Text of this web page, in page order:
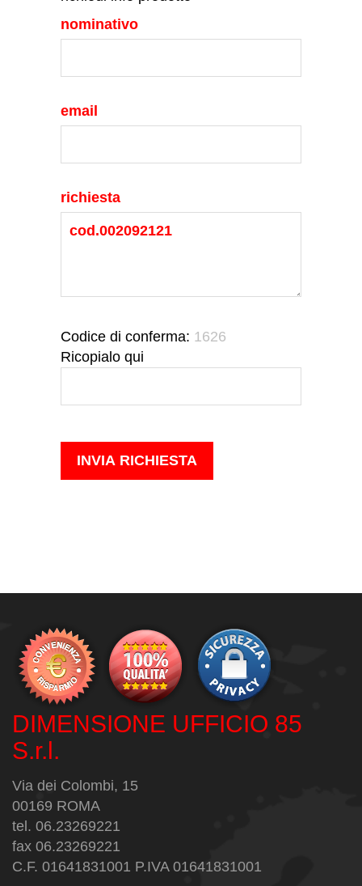
nominativo
email
richiesta
Codice di conferma: 1626
Ricopialo qui
DIMENSIONE UFFICIO 85
S.r.l.
Via dei Colombi, 15
00169 ROMA
tel. 06.23269221
fax 06.23269221
C.F. 01641831001 P.IVA 01641831001